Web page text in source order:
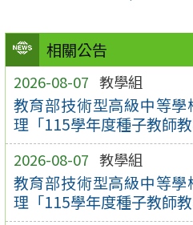
相關公告
2026-08-07 教學組
教育部技術型高級中等
理「115學年度種子教師教
2026-08-07 教學組
教育部技術型高級中等
理「115學年度種子教師教